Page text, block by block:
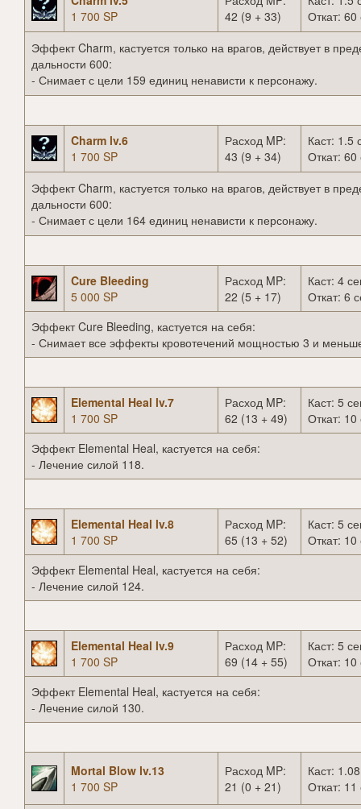
1 700 SP
42 (9 + 33)
Откат: 60
Эффект Charm, кастуется только на врагов, действует в
дальности 600:
- Снимает с цели 159 единиц ненависти к персонажу.
Charm lv.6
1 700 SP
Расход MP:
43 (9 + 34)
Каст: 1.5
Откат: 60
Эффект Charm, кастуется только на врагов, действует в
дальности 600:
- Снимает с цели 164 единиц ненависти к персонажу.
Cure Bleeding
5 000 SP
Расход MP:
22 (5 + 17)
Каст: 4
Откат: 6
Эффект Cure Bleeding, кастуется на себя:
- Снимает все эффекты кровотечений мощностью 3 и
Elemental Heal lv.7
1 700 SP
Расход MP:
62 (13 + 49)
Каст: 5
Откат: 10
Эффект Elemental Heal, кастуется на себя:
- Лечение силой 118.
Elemental Heal lv.8
1 700 SP
Расход MP:
65 (13 + 52)
Каст: 5
Откат: 10
Эффект Elemental Heal, кастуется на себя:
- Лечение силой 124.
Elemental Heal lv.9
1 700 SP
Расход MP:
69 (14 + 55)
Каст: 5
Откат: 10
Эффект Elemental Heal, кастуется на себя:
- Лечение силой 130.
Mortal Blow lv.13
1 700 SP
Расход MP:
21 (0 + 21)
Каст:
Откат: 11